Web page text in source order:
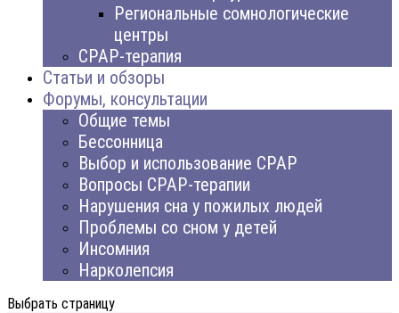
Региональные сомнологические
центры
CPAP-терапия
Статьи и обзоры
Форумы, консультации
Общие темы
Бессонница
Выбор и использование CPAP
Вопросы CPAP-терапии
Нарушения сна у пожилых людей
Проблемы со сном у детей
Инсомния
Нарколепсия
Выбрать страницу